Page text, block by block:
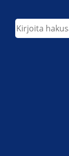
Etsi